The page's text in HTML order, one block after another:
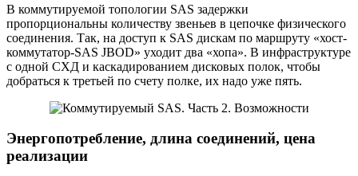
В коммутируемой топологии SAS задержки
пропорциональны количеству звеньев в цепочке физического
соединения. Так, на доступ к SAS дискам по маршруту «хост-
коммутатор-SAS JBOD» уходит два «хопа». В инфраструктуре
с одной СХД и каскадированием дисковых полок, чтобы
добраться к третьей по счету полке, их надо уже пять.
Энергопотребление, длина соединений, цена
реализации